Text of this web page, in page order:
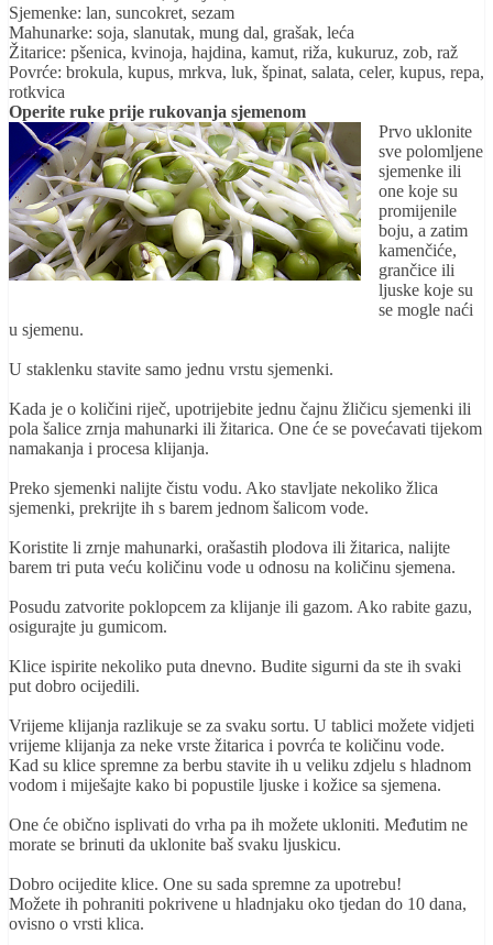
Sjemenke: lan, suncokret, sezam
Mahunarke: soja, slanutak, mung dal, grašak, leća
Žitarice: pšenica, kvinoja, hajdina, kamut, riža, kukuruz, zob, raž
Povrće: brokula, kupus, mrkva, luk, špinat, salata, celer, kupus, repa,
rotkvica
Operite ruke prije rukovanja sjemenom
Prvo uklonite
sve polomljene
sjemenke ili
one koje su
promijenile
boju, a zatim
kamenčiće,
grančice ili
ljuske koje su
se mogle naći
u sjemenu.
U staklenku stavite samo jednu vrstu sjemenki.
Kada je o količini riječ, upotrijebite jednu čajnu žličicu sjemenki ili
pola šalice zrnja mahunarki ili žitarica. One će se povećavati tijekom
namakanja i procesa klijanja.
Preko sjemenki nalijte čistu vodu. Ako stavljate nekoliko žlica
sjemenki, prekrijte ih s barem jednom šalicom vode.
Koristite li zrnje mahunarki, orašastih plodova ili žitarica, nalijte
barem tri puta veću količinu vode u odnosu na količinu sjemena.
Posudu zatvorite poklopcem za klijanje ili gazom. Ako rabite gazu,
osigurajte ju gumicom.
Klice ispirite nekoliko puta dnevno. Budite sigurni da ste ih svaki
put dobro ocijedili.
Vrijeme klijanja razlikuje se za svaku sortu. U tablici možete vidjeti
vrijeme klijanja za neke vrste žitarica i povrća te količinu vode.
Kad su klice spremne za berbu stavite ih u veliku zdjelu s hladnom
vodom i miješajte kako bi popustile ljuske i kožice sa sjemena.
One će obično isplivati do vrha pa ih možete ukloniti. Međutim ne
morate se brinuti da uklonite baš svaku ljuskicu.
Dobro ocijedite klice. One su sada spremne za upotrebu!
Možete ih pohraniti pokrivene u hladnjaku oko tjedan do 10 dana,
ovisno o vrsti klica.